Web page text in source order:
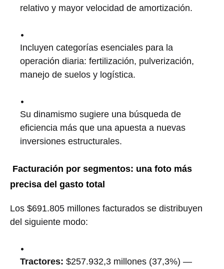
relativo y mayor velocidad de amortización.
Incluyen categorías esenciales para la
operación diaria: fertilización, pulverización,
manejo de suelos y logística.
Su dinamismo sugiere una búsqueda de
eficiencia más que una apuesta a nuevas
inversiones estructurales.
Facturación por segmentos: una foto más
precisa del gasto total
Los $691.805 millones facturados se distribuyen
del siguiente modo:
Tractores: $257.932,3 millones (37,3%) —